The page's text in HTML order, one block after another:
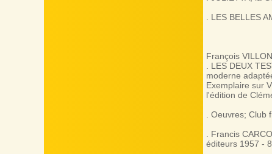
. LES BELLES
François VILLON
. LES DEUX
moderne
Exemplaire sur
l'édition de
. Oeuvres;
. Francis
éditeurs 1957 -